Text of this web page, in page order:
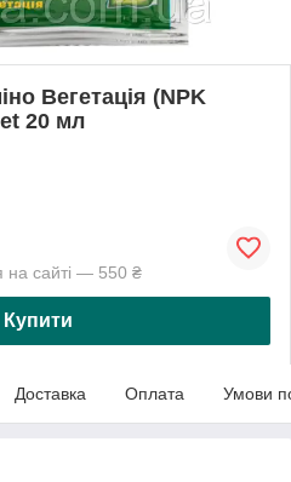
Вегетація (NPK
20 мл
на сайті — 550 ₴
Купити
Доставка Оплата Умови